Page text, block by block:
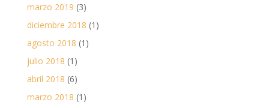
marzo 2019 (3)
diciembre 2018 (1)
agosto 2018 (1)
julio 2018 (1)
abril 2018 (6)
marzo 2018 (1)